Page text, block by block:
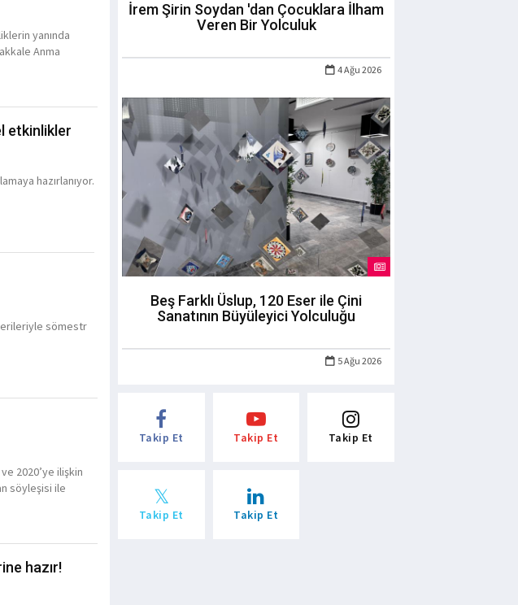
yanında
Anma
etkinlikler
hazırlanıyor.
sömestr
2020’ye ilişkin
söyleşisi ile
hazır!
İrem Şirin Soydan 'dan Çocuklara İlham
Veren Bir Yolculuk
4 Ağu 2026
Beş Farklı Üslup, 120 Eser ile Çini
Sanatının Büyüleyici Yolculuğu
5 Ağu 2026
Takip Et Takip Et Takip Et
Takip Et Takip Et